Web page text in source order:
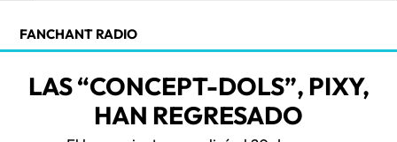
FANCHANT RADIO
LAS “CONCEPT-DOLS”, PIXY,
HAN REGRESADO